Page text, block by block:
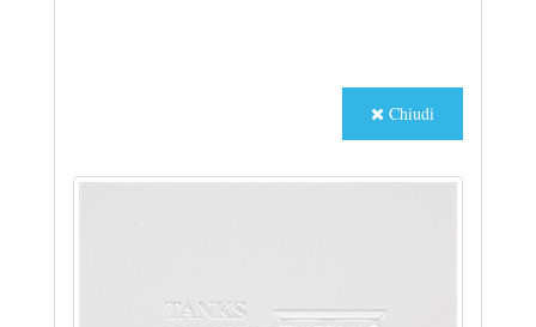
Chiudi